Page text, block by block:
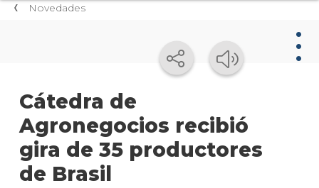
Novedades
Cátedra de
Agronegocios recibió
gira de 35 productores
de Brasil